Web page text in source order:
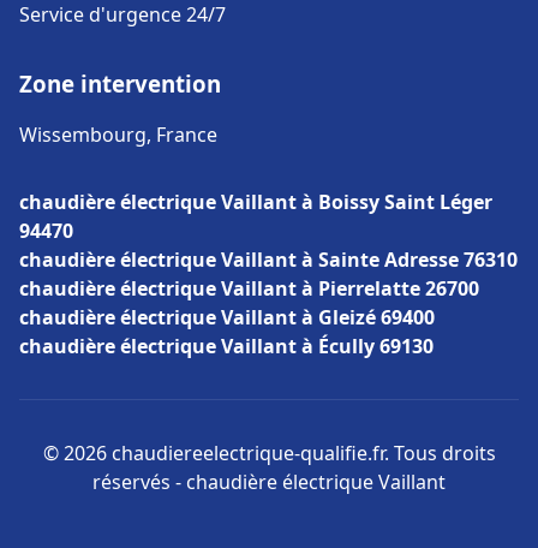
Service d'urgence 24/7
Zone intervention
Wissembourg, France
chaudière électrique Vaillant à Boissy Saint Léger
94470
chaudière électrique Vaillant à Sainte Adresse 76310
chaudière électrique Vaillant à Pierrelatte 26700
chaudière électrique Vaillant à Gleizé 69400
chaudière électrique Vaillant à Écully 69130
© 2026 chaudiereelectrique-qualifie.fr. Tous droits
réservés - chaudière électrique Vaillant